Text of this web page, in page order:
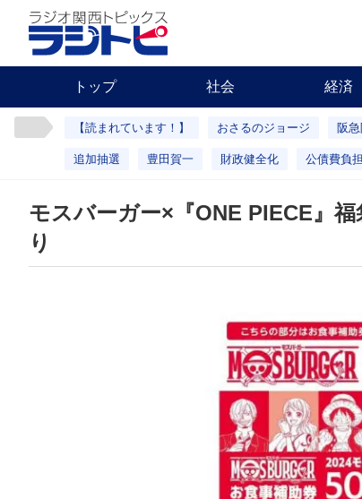
トップ 社会 経済
【読まれています！】 おさるのジョージ 阪
追加抽選 豊田賀一 財政健全化 公債費負
モスバーガー×『ONE PIECE』
り